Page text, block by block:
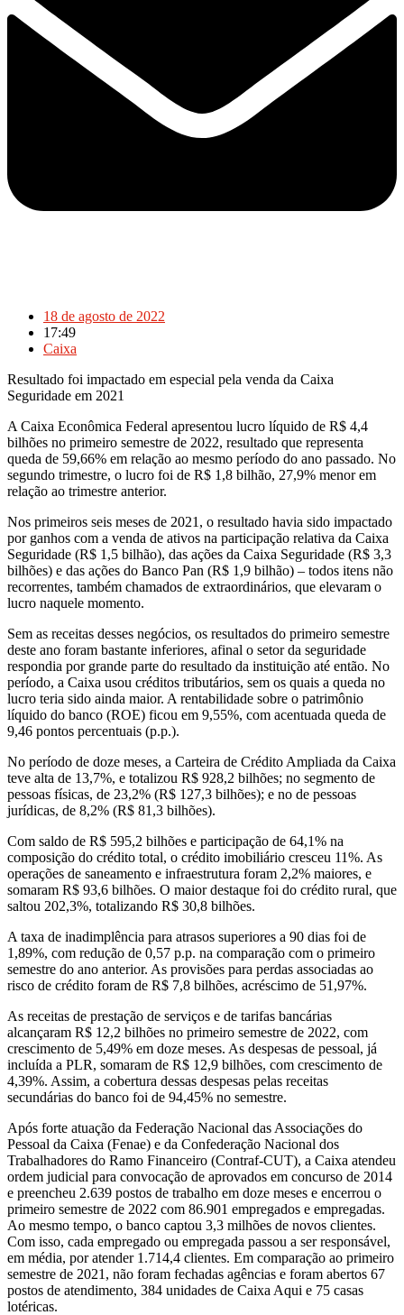
18 de agosto de 2022
17:49
Caixa
Resultado foi impactado em especial pela venda da Caixa
Seguridade em 2021
A Caixa Econômica Federal apresentou lucro líquido de R$ 4,4
bilhões no primeiro semestre de 2022, resultado que representa
queda de 59,66% em relação ao mesmo período do ano passado. No
segundo trimestre, o lucro foi de R$ 1,8 bilhão, 27,9% menor em
relação ao trimestre anterior.
Nos primeiros seis meses de 2021, o resultado havia sido impactado
por ganhos com a venda de ativos na participação relativa da Caixa
Seguridade (R$ 1,5 bilhão), das ações da Caixa Seguridade (R$ 3,3
bilhões) e das ações do Banco Pan (R$ 1,9 bilhão) – todos itens não
recorrentes, também chamados de extraordinários, que elevaram o
lucro naquele momento.
Sem as receitas desses negócios, os resultados do primeiro semestre
deste ano foram bastante inferiores, afinal o setor da seguridade
respondia por grande parte do resultado da instituição até então. No
período, a Caixa usou créditos tributários, sem os quais a queda no
lucro teria sido ainda maior. A rentabilidade sobre o patrimônio
líquido do banco (ROE) ficou em 9,55%, com acentuada queda de
9,46 pontos percentuais (p.p.).
No período de doze meses, a Carteira de Crédito Ampliada da Caixa
teve alta de 13,7%, e totalizou R$ 928,2 bilhões; no segmento de
pessoas físicas, de 23,2% (R$ 127,3 bilhões); e no de pessoas
jurídicas, de 8,2% (R$ 81,3 bilhões).
Com saldo de R$ 595,2 bilhões e participação de 64,1% na
composição do crédito total, o crédito imobiliário cresceu 11%. As
operações de saneamento e infraestrutura foram 2,2% maiores, e
somaram R$ 93,6 bilhões. O maior destaque foi do crédito rural, que
saltou 202,3%, totalizando R$ 30,8 bilhões.
A taxa de inadimplência para atrasos superiores a 90 dias foi de
1,89%, com redução de 0,57 p.p. na comparação com o primeiro
semestre do ano anterior. As provisões para perdas associadas ao
risco de crédito foram de R$ 7,8 bilhões, acréscimo de 51,97%.
As receitas de prestação de serviços e de tarifas bancárias
alcançaram R$ 12,2 bilhões no primeiro semestre de 2022, com
crescimento de 5,49% em doze meses. As despesas de pessoal, já
incluída a PLR, somaram de R$ 12,9 bilhões, com crescimento de
4,39%. Assim, a cobertura dessas despesas pelas receitas
secundárias do banco foi de 94,45% no semestre.
Após forte atuação da Federação Nacional das Associações do
Pessoal da Caixa (Fenae) e da Confederação Nacional dos
Trabalhadores do Ramo Financeiro (Contraf-CUT), a Caixa atendeu
ordem judicial para convocação de aprovados em concurso de 2014
e preencheu 2.639 postos de trabalho em doze meses e encerrou o
primeiro semestre de 2022 com 86.901 empregados e empregadas.
Ao mesmo tempo, o banco captou 3,3 milhões de novos clientes.
Com isso, cada empregado ou empregada passou a ser responsável,
em média, por atender 1.714,4 clientes. Em comparação ao primeiro
semestre de 2021, não foram fechadas agências e foram abertos 67
postos de atendimento, 384 unidades de Caixa Aqui e 75 casas
lotéricas.